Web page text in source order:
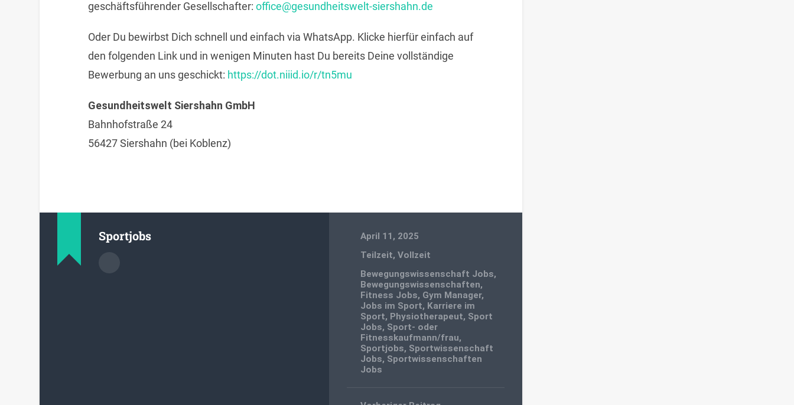
geschäftsführender Gesellschafter: office@gesundheitswelt-siershahn.de
Oder Du bewirbst Dich schnell und einfach via WhatsApp. Klicke hierfür einfach auf
den folgenden Link und in wenigen Minuten hast Du bereits Deine vollständige
Bewerbung an uns geschickt: https://dot.niiid.io/r/tn5mu
Gesundheitswelt Siershahn GmbH
Bahnhofstraße 24
56427 Siershahn (bei Koblenz)
Sportjobs
April 11, 2025
Teilzeit,Vollzeit
Bewegungswissenschaft Jobs,
Bewegungswissenschaften,
Fitness Jobs, Gym Manager,
Jobs im Sport, Karriere im
Sport, Physiotherapeut, Sport
Jobs, Sport- oder
Fitnesskaufmann/frau,
Sportjobs, Sportwissenschaft
Jobs, Sportwissenschaften
Jobs